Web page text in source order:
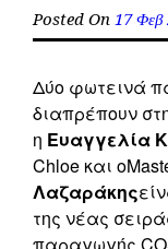
Posted On 17 Φεβ
Δύο φωτεινά
διαπρέπουν
η Ευαγγελία
Chloe και
Λαζαράκης
της νέας